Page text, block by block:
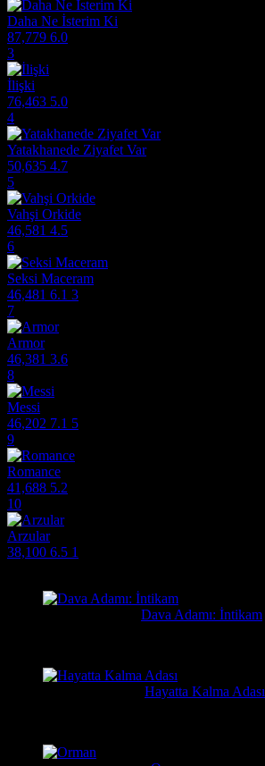
Daha Ne İsterim Ki
87,779 6.0
3
İlişki
76,463 5.0
4
Yatakhanede Ziyafet Var
50,635 4.7
5
Vahşi Orkide
46,581 4.5
6
Seksi Maceram
46,481 6.1 3
7
Armor
46,381 3.6
8
Messi
46,202 7.1 5
9
Romance
41,688 5.2
10
Arzular
38,100 6.5 1
Dava Adamı: İntikam
Hayatta Kalma Adası